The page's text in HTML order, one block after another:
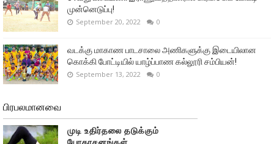
முன்னெடுப்பு!
September 20, 2022 0
வடக்கு மாகாண பாடசாலை அணிகளுக்கு இடையிலான
கொக்கி போட்டியில் யாழ்ப்பாண கல்லூரி சம்பியன்!
September 13, 2022 0
பிரபலமானவை
முடி உதிர்தலை தடுக்கும்